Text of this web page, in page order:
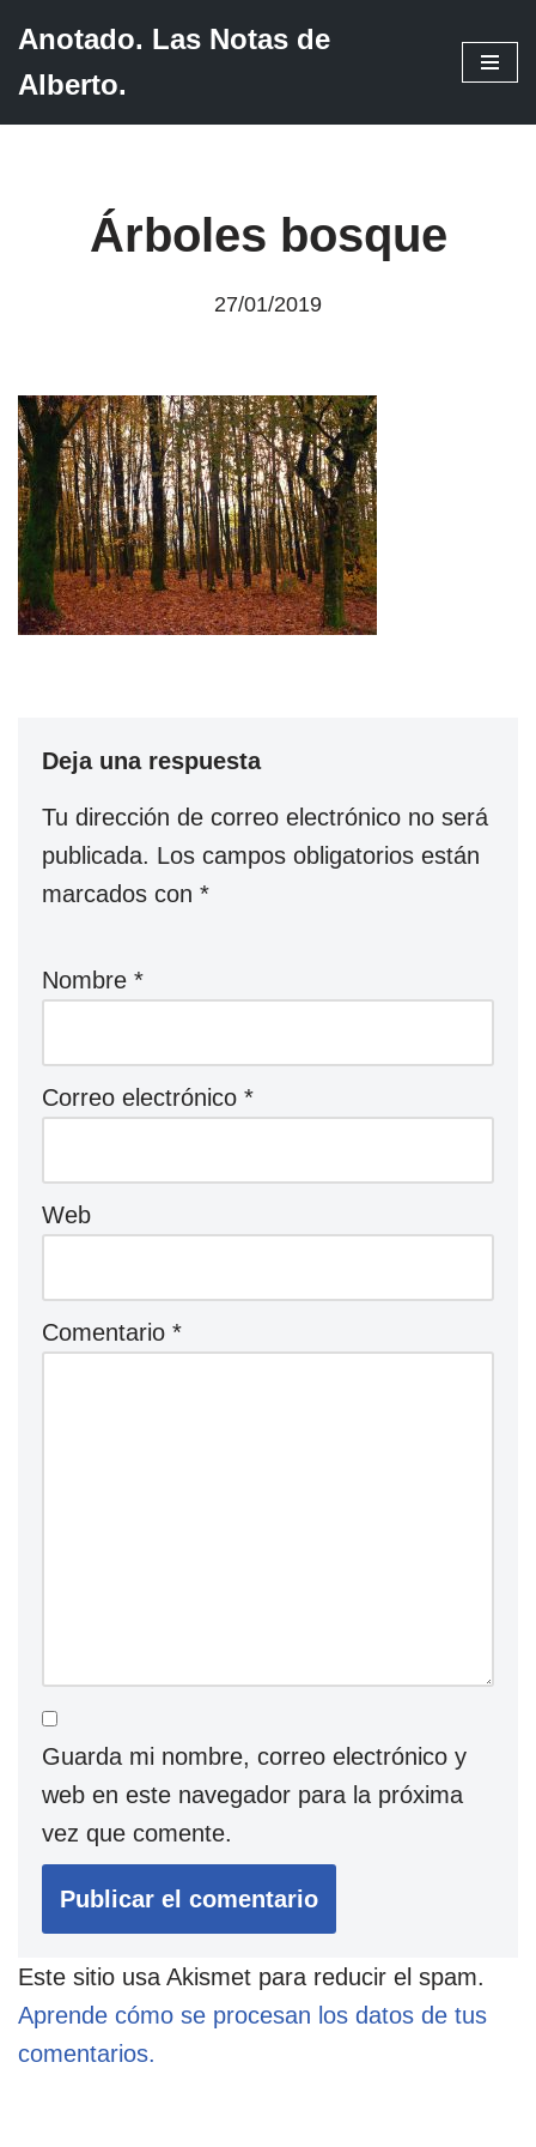
Saltar
Anotado. Las Notas de
Alberto.
Árboles bosque
27/01/2019
Deja una respuesta
Tu dirección de correo electrónico no será
publicada. Los campos obligatorios están
marcados con *
Nombre *
Correo electrónico *
Web
Comentario *
Guarda mi nombre, correo electrónico y
web en este navegador para la próxima
vez que comente.
Este sitio usa Akismet para reducir el spam.
Aprende cómo se procesan los datos de tus
comentarios.